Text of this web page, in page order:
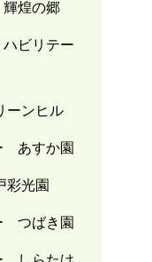
煌の郷
ビリテー
ーンヒル
あすか園
彩光園
つばき園